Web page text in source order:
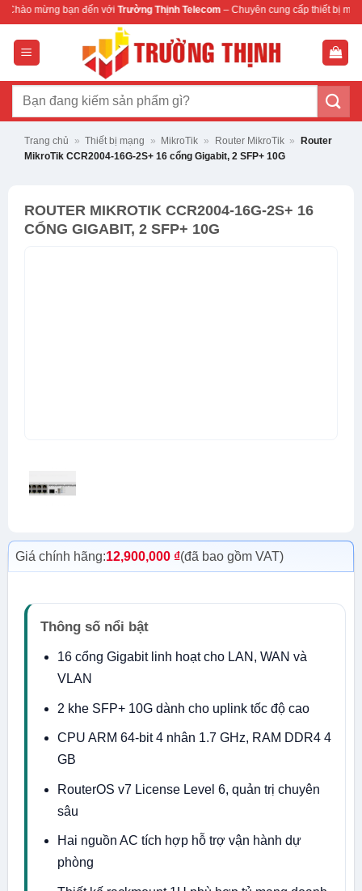
Bỏ
dung
đến vớiTrường Thịnh Telecom– Chuyên cung cấp thiết bị mạng & camera
Tìm
Trang chủ » Thiết bị mạng » MikroTik » Router MikroTik »
Router
MikroTik CCR2004-16G-2S+ 16 cổng Gigabit, 2 SFP+ 10G
ROUTER MIKROTIK CCR2004-16G-2S+ 16
CỔNG GIGABIT, 2 SFP+ 10G
Giá chính hãng:12,900,000 ₫(đã bao gồm VAT)
Thông số nổi bật
16 cổng Gigabit linh hoạt cho LAN, WAN và
VLAN
2 khe SFP+ 10G dành cho uplink tốc độ cao
CPU ARM 64-bit 4 nhân 1.7 GHz, RAM DDR4 4
GB
RouterOS v7 License Level 6, quản trị chuyên
sâu
Hai nguồn AC tích hợp hỗ trợ vận hành dự
phòng